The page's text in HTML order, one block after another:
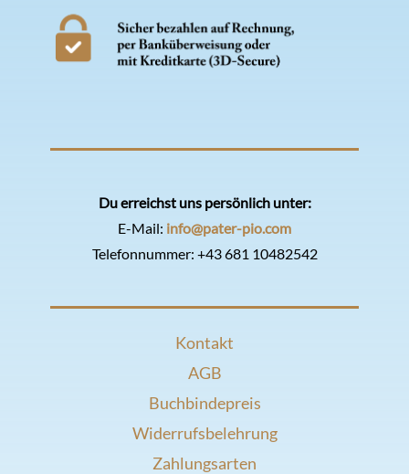
Du erreichst uns persönlich unter:
E-Mail: info@pater-pio.com
Telefonnummer: +43 681 10482542
Kontakt
AGB
Buchbindepreis
Widerrufsbelehrung
Zahlungsarten